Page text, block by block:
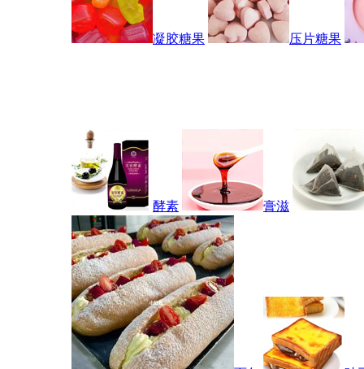
凝胶糖果 压片糖果
酵素 膏滋